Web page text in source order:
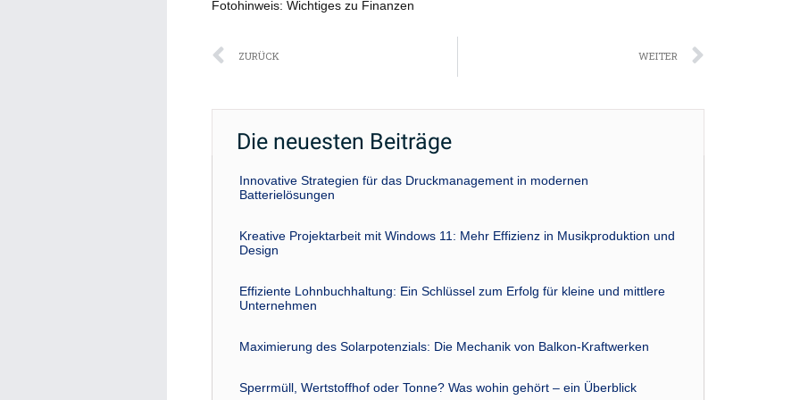
Fotohinweis: Wichtiges zu Finanzen
Zurück
ZURÜCK WEITER
Die neuesten Beiträge
Innovative Strategien für das Druckmanagement in modernen
Batterielösungen
Kreative Projektarbeit mit Windows 11: Mehr Effizienz in Musikproduktion und
Design
Effiziente Lohnbuchhaltung: Ein Schlüssel zum Erfolg für kleine und mittlere
Unternehmen
Maximierung des Solarpotenzials: Die Mechanik von Balkon-Kraftwerken
Sperrmüll, Wertstoffhof oder Tonne? Was wohin gehört – ein Überblick